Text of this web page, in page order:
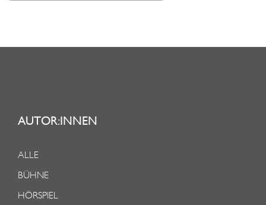
AUTOR:INNEN
ALLE
BÜHNE
HÖRSPIEL